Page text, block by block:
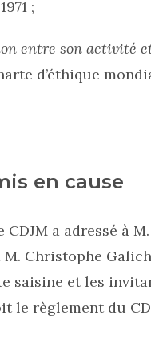
;
entre son activité
d’éthique
en cause
a adressé à
M. Christophe
saisine et les
le règlement du